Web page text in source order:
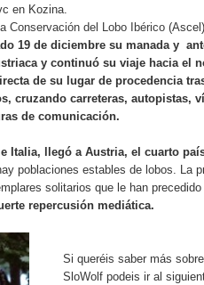
en Kozina.
Conservación del Lobo Ibérico
19 de diciembre su manada y
y continuó su viaje hacia el
de su lugar de procedencia
, cruzando carreteras, autopistas,
de comunicación.
Italia, llegó a Austria, el cuarto
poblaciones estables de lobos. La
solitarios que le han
repercusión mediática.
Si queréis saber más
SloWolf podeis ir al